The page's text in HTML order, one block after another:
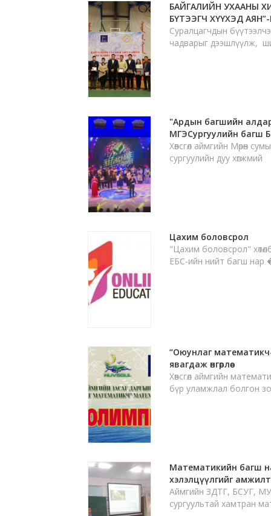
БАЙГАЛИЙН УХААНЫ
БҮТЭЭГЧ ХҮҮХЭД
Суралцагчдын
чадварыг дээшлүүлж,
"Ардын багшийн
МГЭСургуулийн багш
Хөвсгөл аймгийн Мөрөн
сургуулийн дуу хөгжмий
Цахим боловсрол
"Цахим боловсрол"
ЕБС-ийн нийт багш нар
“Оюунлаг
явагдаж өнгөрлөө
Хөвсгөл аймгийн
бүр уламжлал болгон
Математикийн багш
хэлэлцүүлгийг
Аймгийн ЗДТГ, БСУГ,
сургуультай хамтран